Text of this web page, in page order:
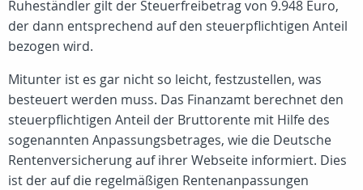
Ruheständler gilt der Steuerfreibetrag von 9.948 Euro,
der dann entsprechend auf den steuerpflichtigen Anteil
bezogen wird.
Mitunter ist es gar nicht so leicht, festzustellen, was
besteuert werden muss. Das Finanzamt berechnet den
steuerpflichtigen Anteil der Bruttorente mit Hilfe des
sogenannten Anpassungsbetrages, wie die Deutsche
Rentenversicherung auf ihrer Webseite informiert. Dies
ist der auf die regelmäßigen Rentenanpassungen